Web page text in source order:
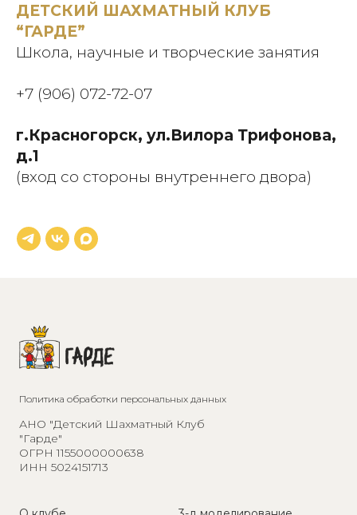
ДЕТСКИЙ ШАХМАТНЫЙ КЛУБ
“ГАРДЕ”
Школа, научные и творческие занятия
+7 (906) 072-72-07
г.Красногорск, ул.Вилора Трифонова,
д.1
(вход со стороны внутреннего двора)
Политика обработки персональных данных
АНО "Детский Шахматный Клуб
"Гарде"
ОГРН 1155000000638
ИНН 5024151713